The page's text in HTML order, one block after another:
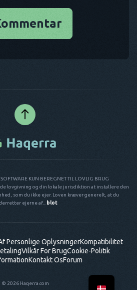
KUN BEREGNET TIL LOVLIG BRUG
lovgivning og din lokale jurisdiktion at installere den
som du ikke ejer. Loven kræver generelt, at du
ejerne af...
blot
© 2026 Haqerra.com
Personlige OplysningerKompatibilitet
Vilkår For BrugCookie-Politik
Kontakt OsForum